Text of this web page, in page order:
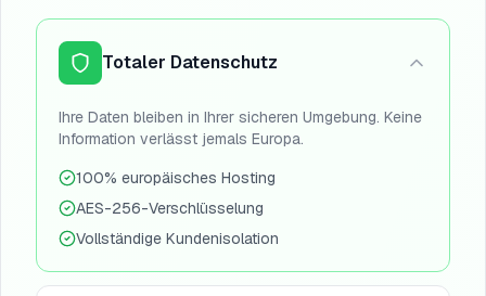
Totaler Datenschutz
Ihre Daten bleiben in Ihrer sicheren Umgebung. Keine
Information verlässt jemals Europa.
100% europäisches Hosting
AES-256-Verschlüsselung
Vollständige Kundenisolation